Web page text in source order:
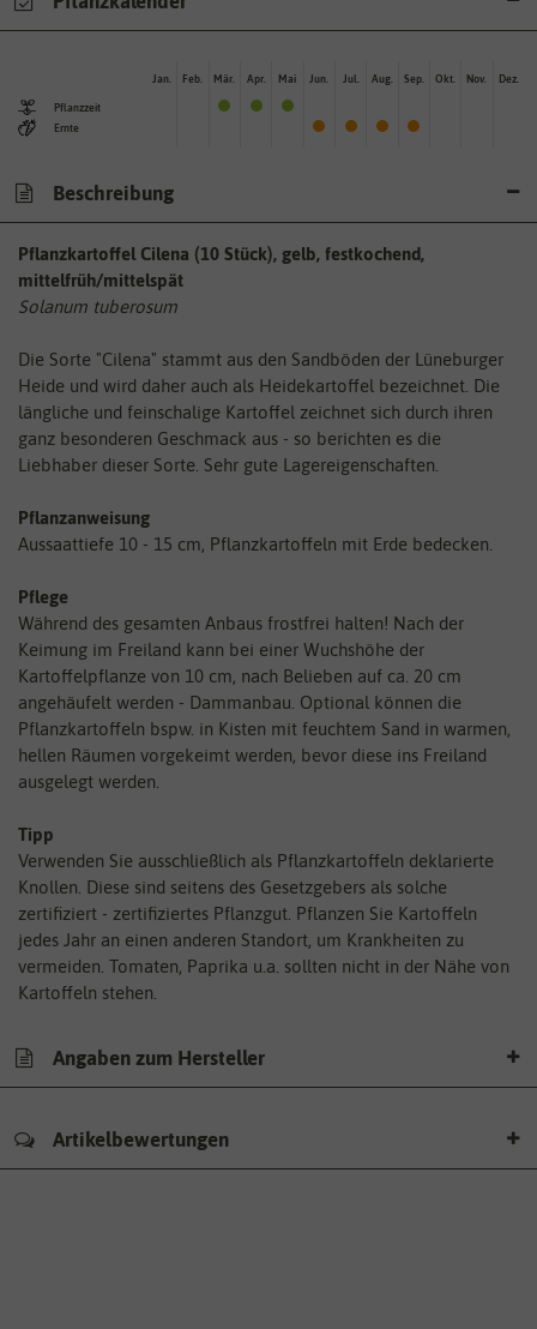
Pflanzzeit
Ernte
Jan. Feb. Mär. Apr. Mai Jun. Jul. Aug. Sep. Okt. Nov. Dez.
Beschreibung
Pflanzkartoffel Cilena (10 Stück), gelb, festkochend,
mittelfrüh/mittelspät
Solanum tuberosum
Die Sorte "Cilena" stammt aus den Sandböden der Lüneburger
Heide und wird daher auch als Heidekartoffel bezeichnet. Die
längliche und feinschalige Kartoffel zeichnet sich durch ihren
ganz besonderen Geschmack aus - so berichten es die
Liebhaber dieser Sorte. Sehr gute Lagereigenschaften.
Pflanzanweisung
Aussaattiefe 10 - 15 cm, Pflanzkartoffeln mit Erde bedecken.
Pflege
Während des gesamten Anbaus frostfrei halten! Nach der
Keimung im Freiland kann bei einer Wuchshöhe der
Kartoffelpflanze von 10 cm, nach Belieben auf ca. 20 cm
angehäufelt werden - Dammanbau. Optional können die
Pflanzkartoffeln bspw. in Kisten mit feuchtem Sand in warmen,
hellen Räumen vorgekeimt werden, bevor diese ins Freiland
ausgelegt werden.
Tipp
Verwenden Sie ausschließlich als Pflanzkartoffeln deklarierte
Knollen. Diese sind seitens des Gesetzgebers als solche
zertifiziert - zertifiziertes Pflanzgut. Pflanzen Sie Kartoffeln
jedes Jahr an einen anderen Standort, um Krankheiten zu
vermeiden. Tomaten, Paprika u.a. sollten nicht in der Nähe von
Kartoffeln stehen.
Angaben zum Hersteller
Artikelbewertungen